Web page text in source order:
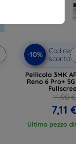
-10%
Codice
sconto
Pellicola 3MK
Reno 6 Pro+
11,90 €
7,11
Ultimo pezzo